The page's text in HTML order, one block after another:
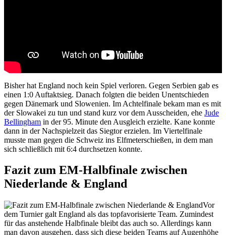
Bisher hat England noch kein Spiel verloren. Gegen Serbien gab es
einen 1:0 Auftaktsieg. Danach folgten die beiden Unentschieden
gegen Dänemark und Slowenien. Im Achtelfinale bekam man es mit
der Slowakei zu tun und stand kurz vor dem Ausscheiden, ehe Jude
Bellingham in der 95. Minute den Ausgleich erzielte. Kane konnte
dann in der Nachspielzeit das Siegtor erzielen. Im Viertelfinale
musste man gegen die Schweiz ins Elfmeterschießen, in dem man
sich schließlich mit 6:4 durchsetzen konnte.
Fazit zum EM-Halbfinale zwischen
Niederlande & England
Vor
dem Turnier galt England als das topfavorisierte Team. Zumindest
für das anstehende Halbfinale bleibt das auch so. Allerdings kann
man davon ausgehen, dass sich diese beiden Teams auf Augenhöhe